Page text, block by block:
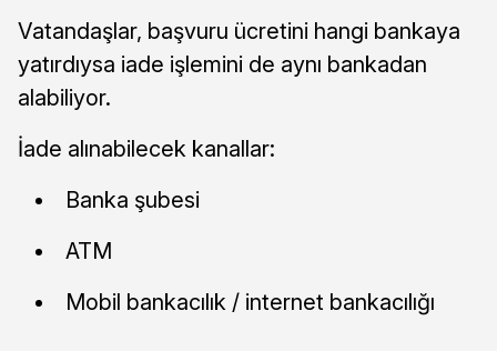
Vatandaşlar, başvuru ücretini hangi bankaya
yatırdıysa iade işlemini de aynı bankadan
alabiliyor.
İade alınabilecek kanallar:
Banka şubesi
ATM
Mobil bankacılık / internet bankacılığı